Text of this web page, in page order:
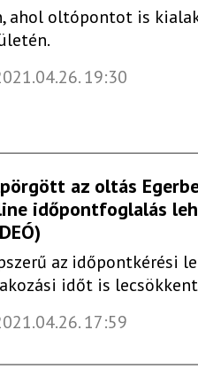
ahol oltópontot is
19:30
az oltás
időpontfoglalás
az időpontkérési
időt is
17:59